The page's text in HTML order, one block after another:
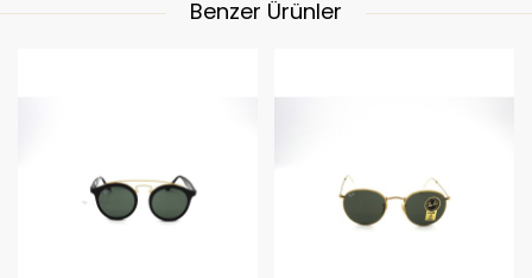
Benzer Ürünler